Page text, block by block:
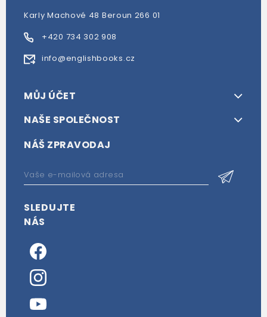
Karly Machové 48 Beroun 266 01
+420 734 302 908
info@englishbooks.cz
MŮJ ÚČET
NAŠE SPOLEČNOST
NÁŠ ZPRAVODAJ
SLEDUJTE
NÁS